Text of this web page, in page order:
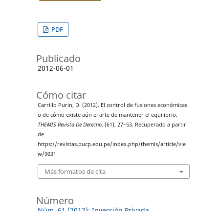
PDF
Publicado
2012-06-01
Cómo citar
Carrillo Purin, D. (2012). El control de fusiones económicas
o de cómo existe aún el arte de mantener el equilibrio.
THEMIS Revista De Derecho, (61), 27–53. Recuperado a partir
de
https://revistas.pucp.edu.pe/index.php/themis/article/vie
w/9031
Más formatos de cita
Número